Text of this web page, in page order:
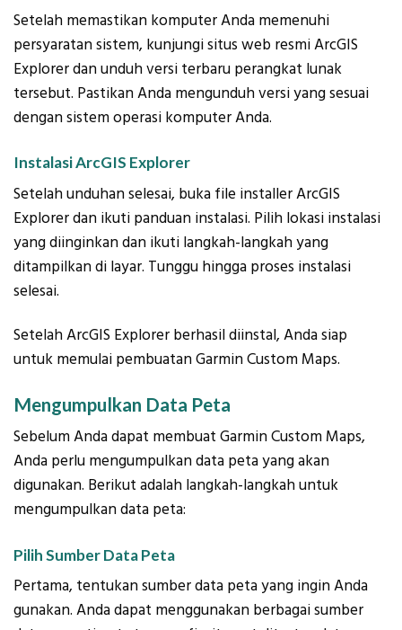
Setelah memastikan komputer Anda memenuhi
persyaratan sistem, kunjungi situs web resmi ArcGIS
Explorer dan unduh versi terbaru perangkat lunak
tersebut. Pastikan Anda mengunduh versi yang sesuai
dengan sistem operasi komputer Anda.
Instalasi ArcGIS Explorer
Setelah unduhan selesai, buka file installer ArcGIS
Explorer dan ikuti panduan instalasi. Pilih lokasi instalasi
yang diinginkan dan ikuti langkah-langkah yang
ditampilkan di layar. Tunggu hingga proses instalasi
selesai.
Setelah ArcGIS Explorer berhasil diinstal, Anda siap
untuk memulai pembuatan Garmin Custom Maps.
Mengumpulkan Data Peta
Sebelum Anda dapat membuat Garmin Custom Maps,
Anda perlu mengumpulkan data peta yang akan
digunakan. Berikut adalah langkah-langkah untuk
mengumpulkan data peta:
Pilih Sumber Data Peta
Pertama, tentukan sumber data peta yang ingin Anda
gunakan. Anda dapat menggunakan berbagai sumber